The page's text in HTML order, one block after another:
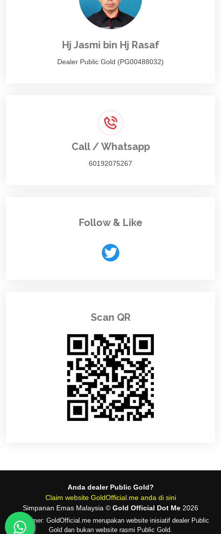
Hj Jasmi bin Hj Rasaf
Dealer Public Gold (PG00488032)
Call / Whatsapp
60192075267
Follow & Like
Scan QR
Anda dealer Public Gold?
Claim website GoldOfficial.me anda di sini
Simpanan Emas Malaysia © Gold Official Dot Me 2026
Disclaimer: GoldOfficial.me merupakan website inisiatif dealer Public
Gold dan bukan website rasmi Public Gold.